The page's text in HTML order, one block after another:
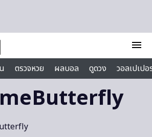
menu
ตรวจหวย ผลบอล ดูดวง
วอลเปเป